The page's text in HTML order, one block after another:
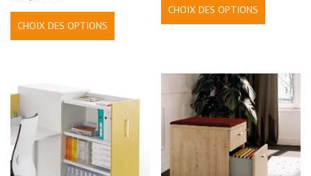
CHOIX DES OPTIONS
CHOIX DES OPTIONS